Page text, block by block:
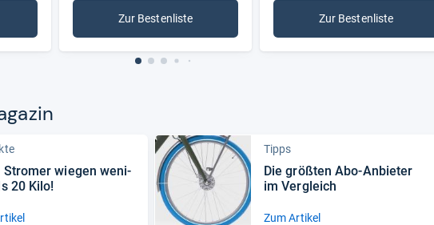
Zur Bestenliste: Damenfahrräder Zur Bestenliste
: 28-Zoll-
Stro­mer wie­gen weni­
20 Kilo!
Tipps
Die größ­ten Abo-​Anbie­ter
im Ver­gleich
Zum Artikel